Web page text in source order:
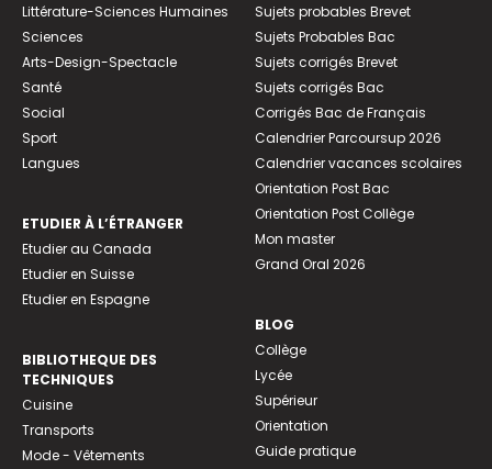
Littérature-Sciences Humaines
Sciences
Arts-Design-Spectacle
Santé
Social
Sport
Langues
ETUDIER À L’ÉTRANGER
Etudier au Canada
Etudier en Suisse
Etudier en Espagne
BIBLIOTHEQUE DES
TECHNIQUES
Cuisine
Transports
Mode - Vêtements
Sujets probables Brevet
Sujets Probables Bac
Sujets corrigés Brevet
Sujets corrigés Bac
Corrigés Bac de Français
Calendrier Parcoursup 2026
Calendrier vacances scolaires
Orientation Post Bac
Orientation Post Collège
Mon master
Grand Oral 2026
BLOG
Collège
Lycée
Supérieur
Orientation
Guide pratique